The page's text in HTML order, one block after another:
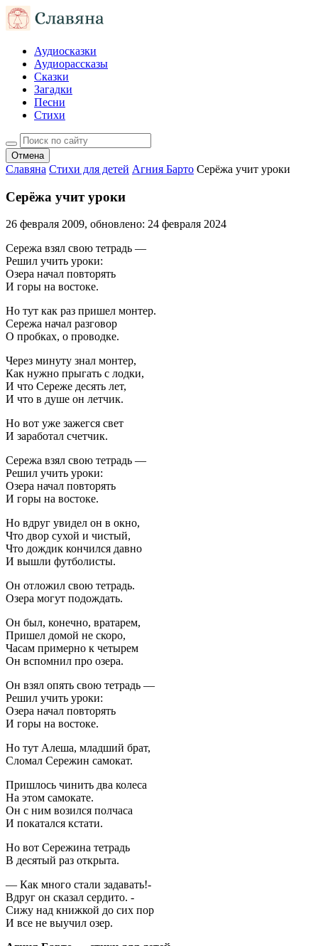
Аудиосказки
Аудиорассказы
Сказки
Загадки
Песни
Стихи
Отмена
Славяна Стихи для детей Агния Барто Серёжа учит уроки
Серёжа учит уроки
26 февраля 2009, обновлено: 24 февраля 2024
Сережа взял свою тетрадь —
Решил учить уроки:
Озера начал повторять
И горы на востоке.
Но тут как раз пришел монтер.
Сережа начал разговор
О пробках, о проводке.
Через минуту знал монтер,
Как нужно прыгать с лодки,
И что Сереже десять лет,
И что в душе он летчик.
Но вот уже зажегся свет
И заработал счетчик.
Сережа взял свою тетрадь —
Решил учить уроки:
Озера начал повторять
И горы на востоке.
Но вдруг увидел он в окно,
Что двор сухой и чистый,
Что дождик кончился давно
И вышли футболисты.
Он отложил свою тетрадь.
Озера могут подождать.
Он был, конечно, вратарем,
Пришел домой не скоро,
Часам примерно к четырем
Он вспомнил про озера.
Он взял опять свою тетрадь —
Решил учить уроки:
Озера начал повторять
И горы на востоке.
Но тут Алеша, младший брат,
Сломал Сережин самокат.
Пришлось чинить два колеса
На этом самокате.
Он с ним возился полчаса
И покатался кстати.
Но вот Сережина тетрадь
В десятый раз открыта.
— Как много стали задавать!-
Вдруг он сказал сердито. -
Сижу над книжкой до сих пор
И все не выучил озер.